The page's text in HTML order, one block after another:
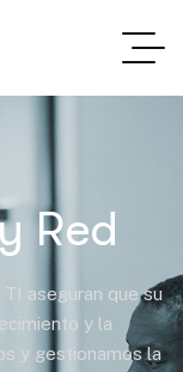
Red
aseguran que su
y la
y gestionamos la